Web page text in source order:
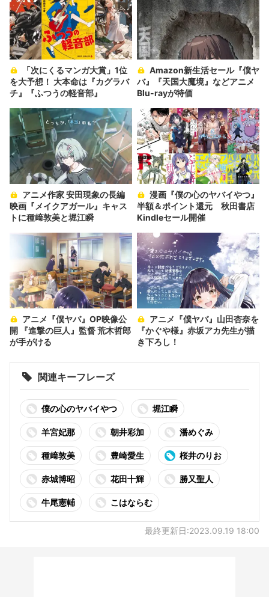
を大予想！ 大本命は『カグラバ
チ』『ふつうの軽音部』
バ』『天国大魔境』などアニメ
Blu-rayが特価
映画『メイクアガール』キャス
トに種﨑敦美と堀江瞬
半額＆ポイント還元 秋田書店
Kindleセール開催
開 『進撃の巨人』監督 荒木哲郎
が手がける
『かぐや様』赤坂アカ先生が描
き下ろし！
関連キーフレーズ
僕の心のヤバイやつ 堀江瞬
羊宮妃那 朝井彩加 潘めぐみ
種﨑敦美 豊崎愛生 桜井のりお
赤城博昭 花田十輝 勝又聖人
牛尾憲輔 こはならむ
最終更新日:2023.09.19 18:00